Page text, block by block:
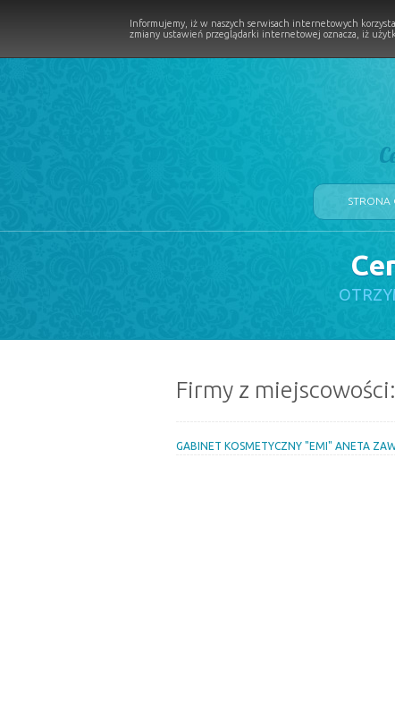
STRONA
Firmy z
GABINET KOSMETYCZNY "EMI" ANETA
Informujemy, iż w naszych serwisach internetowych
zmiany ustawień przeglądarki internetowej oznacza, iż